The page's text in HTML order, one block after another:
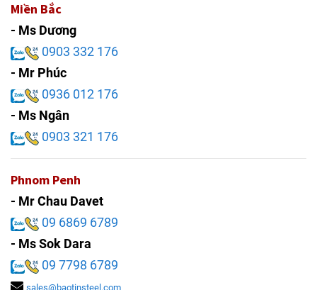
Miền Bắc
- Ms Dương
0903 332 176
- Mr Phúc
0936 012 176
- Ms Ngân
0903 321 176
Phnom Penh
- Mr Chau Davet
09 6869 6789
- Ms Sok Dara
09 7798 6789
sales@baotinsteel.com